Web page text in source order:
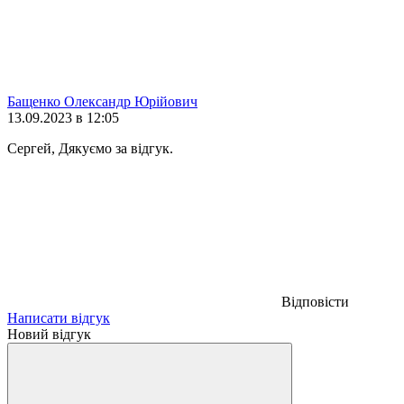
Бащенко Олександр Юрійович
13.09.2023 в 12:05
Сергей, Дякуємо за відгук.
Відповісти
Написати відгук
Новий відгук